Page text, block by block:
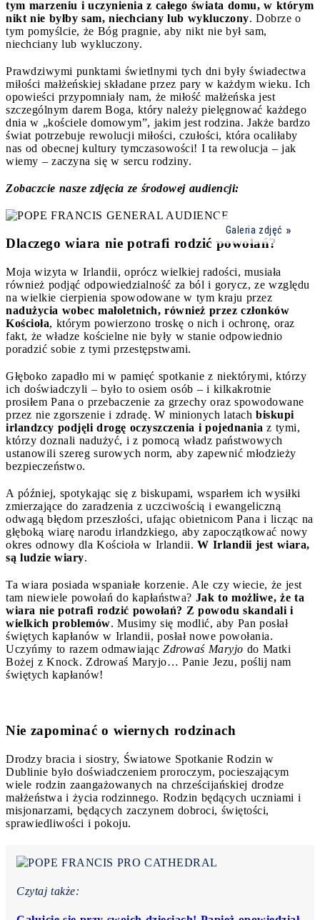
tym marzeniu i uczynienia z całego świata domu, w którym
nikt nie byłby sam, niechciany lub wykluczony. Dobrze o
tym pomyślcie, że Bóg pragnie, aby nikt nie był sam,
niechciany lub wykluczony.
Prawdziwymi punktami świetlnymi tych dni były świadectwa
miłości małżeńskiej składane przez pary w każdym wieku. Ich
opowieści przypomniały nam, że miłość małżeńska jest
szczególnym darem Boga, który należy pielęgnować każdego
dnia w „kościele domowym”, jakim jest rodzina. Jakże bardzo
świat potrzebuje rewolucji miłości, czułości, która ocaliłaby
nas od obecnej kultury tymczasowości! I ta rewolucja – jak
wiemy – zaczyna się w sercu rodziny.
Zobaczcie nasze zdjęcia ze środowej audiencji:
Galeria zdjęć
Dlaczego wiara nie potrafi rodzić powołań?
Moja wizyta w Irlandii, oprócz wielkiej radości, musiała
również podjąć odpowiedzialność za ból i gorycz, ze względu
na wielkie cierpienia spowodowane w tym kraju przez
nadużycia wobec małoletnich, również przez członków
Kościoła, którym powierzono troskę o nich i ochronę, oraz
fakt, że władze kościelne nie były w stanie odpowiednio
poradzić sobie z tymi przestępstwami.
Głęboko zapadło mi w pamięć spotkanie z niektórymi, którzy
ich doświadczyli – było to osiem osób – i kilkakrotnie
prosiłem Pana o przebaczenie za grzechy oraz spowodowane
przez nie zgorszenie i zdradę. W minionych latach biskupi
irlandzcy podjęli drogę oczyszczenia i pojednania z tymi,
którzy doznali nadużyć, i z pomocą władz państwowych
ustanowili szereg surowych norm, aby zapewnić młodzieży
bezpieczeństwo.
A później, spotykając się z biskupami, wsparłem ich wysiłki
zmierzające do zaradzenia z uczciwością i ewangeliczną
odwagą błędom przeszłości, ufając obietnicom Pana i licząc na
głęboką wiarę narodu irlandzkiego, aby zapoczątkować nowy
okres odnowy dla Kościoła w Irlandii. W Irlandii jest wiara,
są ludzie wiary.
Ta wiara posiada wspaniałe korzenie. Ale czy wiecie, że jest
tam niewiele powołań do kapłaństwa? Jak to możliwe, że ta
wiara nie potrafi rodzić powołań? Z powodu skandali i
wielkich problemów. Musimy się modlić, aby Pan posłał
świętych kapłanów w Irlandii, posłał nowe powołania.
Uczyńmy to razem odmawiając Zdrowaś Maryjo do Matki
Bożej z Knock. Zdrowaś Maryjo… Panie Jezu, poślij nam
świętych kapłanów!
Nie zapominać o wiernych rodzinach
Drodzy bracia i siostry, Światowe Spotkanie Rodzin w
Dublinie było doświadczeniem proroczym, pocieszającym
wiele rodzin zaangażowanych na chrześcijańskiej drodze
małżeństwa i życia rodzinnego. Rodzin będących uczniami i
misjonarzami, będących zaczynem dobroci, świętości,
sprawiedliwości i pokoju.
Czytaj także: